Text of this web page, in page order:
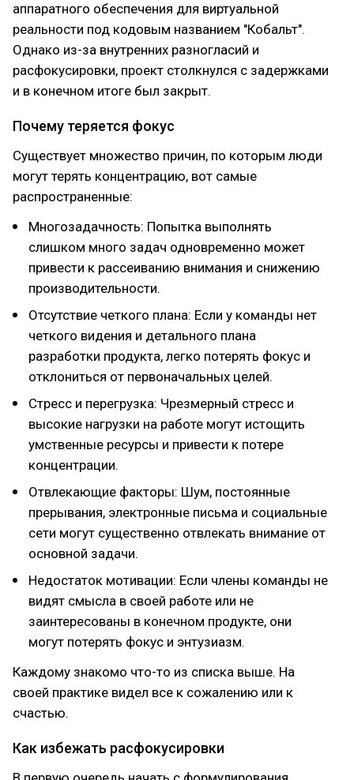
аппаратного обеспечения для виртуальной
реальности под кодовым названием "Кобальт".
Однако из-за внутренних разногласий и
расфокусировки, проект столкнулся с задержками
и в конечном итоге был закрыт.
Почему теряется фокус
Существует множество причин, по которым люди
могут терять концентрацию, вот самые
распространенные:
Многозадачность: Попытка выполнять
слишком много задач одновременно может
привести к рассеиванию внимания и снижению
производительности.
Отсутствие четкого плана: Если у команды нет
четкого видения и детального плана
разработки продукта, легко потерять фокус и
отклониться от первоначальных целей.
Стресс и перегрузка: Чрезмерный стресс и
высокие нагрузки на работе могут истощить
умственные ресурсы и привести к потере
концентрации.
Отвлекающие факторы: Шум, постоянные
прерывания, электронные письма и социальные
сети могут существенно отвлекать внимание от
основной задачи.
Недостаток мотивации: Если члены команды не
видят смысла в своей работе или не
заинтересованы в конечном продукте, они
могут потерять фокус и энтузиазм.
Каждому знакомо что-то из списка выше. На
своей практике видел все к сожалению или к
счастью.
Как избежать расфокусировки